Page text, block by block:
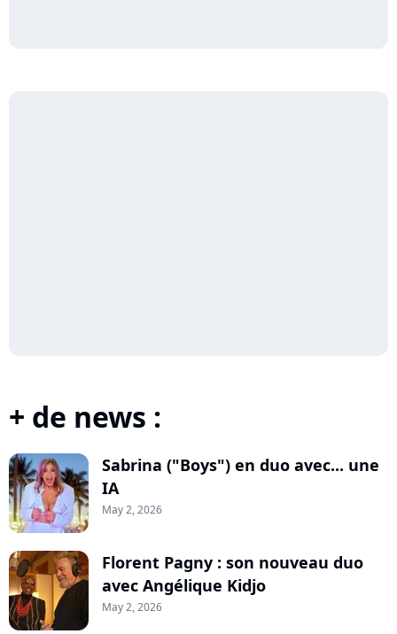
+ de news :
Sabrina ("Boys") en duo avec... une
IA
May 2, 2026
Florent Pagny : son nouveau duo
avec Angélique Kidjo
May 2, 2026